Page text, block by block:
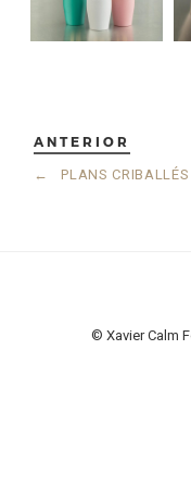
ANTERIOR
← PLANS CRIBALLÉS
© Xavier Calm